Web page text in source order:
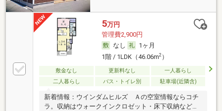
5万円
管理費2,900円
なし
1ヶ月
1階 / 1LDK（46.06m2）
敷金なし 更新料なし
一人暮らし
二人暮らし
バス・トイレ別 駐車場(近隣含)
新着情報：ウインダムヒルズ Ａの空室情報ならコチ
ラ。収納はウォークインクロゼット・床下収納など豊